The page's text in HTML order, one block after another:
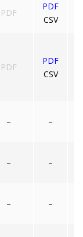
PDF
PDF
CSV
PDF
PDF
CSV
– –
– –
– –